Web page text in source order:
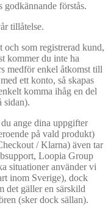
godkännande förstås.
tillåtelse.
och som registrerad kund,
kommer du inte ha
medför enkel åtkomst till
ett konto, så skapas
komma ihåg en del
sidan).
ange dina uppgifter
på vald produkt)
/ Klarna) även tar
Loopia Group
situationer använder vi
inom Sverige), dock
det gäller en särskild
(sker dock sällan).